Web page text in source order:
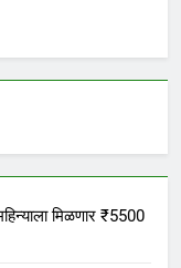
मिळणार ₹5500